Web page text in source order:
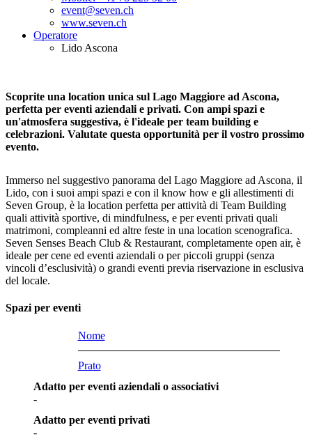
event@seven.ch
www.seven.ch
Operatore
Lido Ascona
Scoprite una location unica sul Lago Maggiore ad Ascona,
perfetta per eventi aziendali e privati. Con ampi spazi e
un'atmosfera suggestiva, è l'ideale per team building e
celebrazioni. Valutate questa opportunità per il vostro prossimo
evento.
Immerso nel suggestivo panorama del Lago Maggiore ad Ascona, il
Lido, con i suoi ampi spazi e con il know how e gli allestimenti di
Seven Group, è la location perfetta per attività di Team Building
quali attività sportive, di mindfulness, e per eventi privati quali
matrimoni, compleanni ed altre feste in una location scenografica.
Seven Senses Beach Club & Restaurant, completamente open air, è
ideale per cene ed eventi aziendali o per piccoli gruppi (senza
vincoli d’esclusività) o grandi eventi previa riservazione in esclusiva
del locale.
Spazi per eventi
Nome
Prato
Adatto per eventi aziendali o associativi
-
Adatto per eventi privati
-